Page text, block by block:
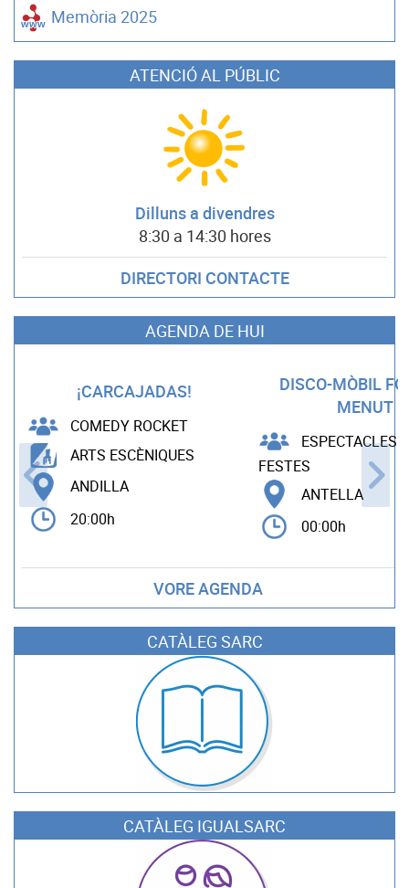
Memòria 2025
ATENCIÓ AL PÚBLIC
Dilluns a divendres
8:30 a 14:30 hores
DIRECTORI CONTACTE
AGENDA DE HUI
¡CARCAJADAS!
COMEDY ROCKET
ARTS ESCÈNIQUES
ANDILLA
20:00h
DISCO-MÒBIL
MENUT
ESPECTACLES
FESTES
ANTELLA
00:00h
VORE AGENDA
CATÀLEG SARC
CATÀLEG IGUALSARC